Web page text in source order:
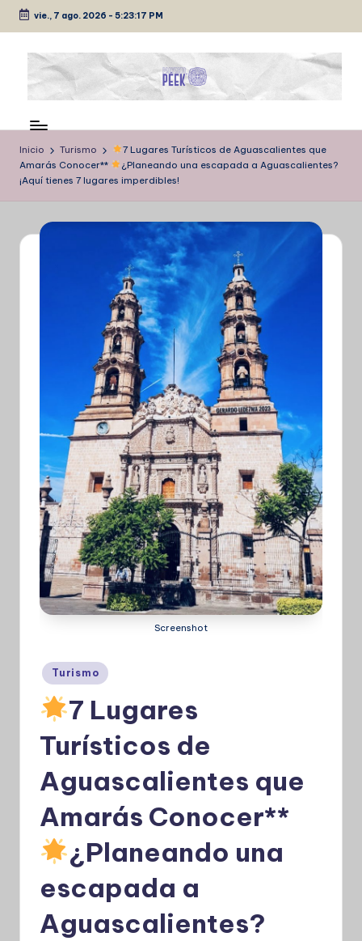
Saltar
contenido
vie., 7 ago. 2026 - 5:23:18 PM
E
K
de
comunicación
Inicio Turismo
7 Lugares Turísticos de Aguascalientes que
Amarás Conocer**
¿Planeando una escapada a Aguascalientes?
¡Aquí tienes 7 lugares imperdibles!
Screenshot
Publicado
en
Turismo
7 Lugares
Turísticos de
Aguascalientes que
Amarás Conocer**
¿Planeando una
escapada a
Aguascalientes?